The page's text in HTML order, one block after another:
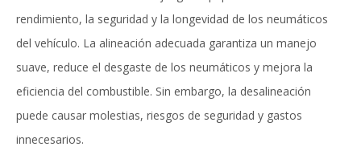
rendimiento, la seguridad y la longevidad de los neumáticos
del vehículo. La alineación adecuada garantiza un manejo
suave, reduce el desgaste de los neumáticos y mejora la
eficiencia del combustible. Sin embargo, la desalineación
puede causar molestias, riesgos de seguridad y gastos
innecesarios.